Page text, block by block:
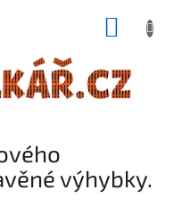
výhybky.